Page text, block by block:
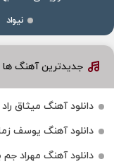
نیواد
جدیدترین آهنگ ها
دانلود آهنگ میثاق
دانلود آهنگ یوسف
دانلود آهنگ مهراد